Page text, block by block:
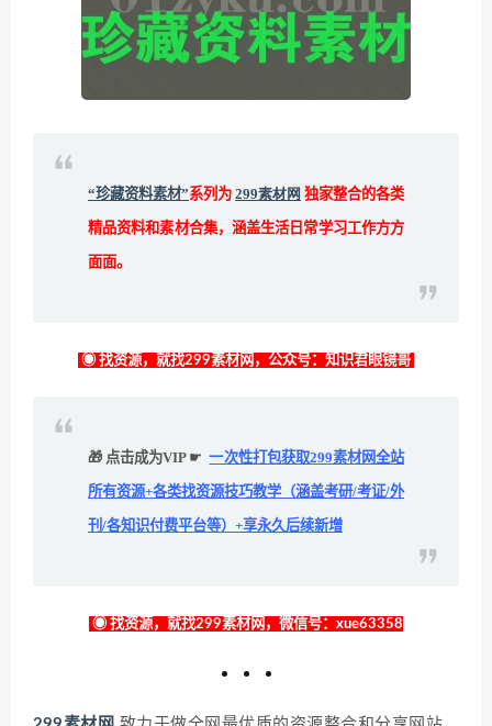
“珍藏资料素材”系列为 299素材网 独家整合的各类
精品资料和素材合集，涵盖生活日常学习工作方方
面面。
◉ 找资源，就找299素材网，公众号：知识君眼镜哥
🎁 点击成为VIP ☛ 一次性打包获取299素材网全站
所有资源+各类找资源技巧教学（涵盖考研/考证/外
刊/各知识付费平台等）+享永久后续新增
◉ 找资源，就找299素材网，微信号：xue63358